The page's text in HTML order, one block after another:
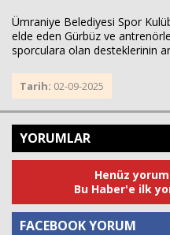
Ümraniye Belediyesi Spor
elde eden Gürbüz ve
sporculara olan desteklerinin
Tarih: 02-09-2025
YORUMLAR
Henüz
Bu Haber'e ilk
FACEBOOK YORUM